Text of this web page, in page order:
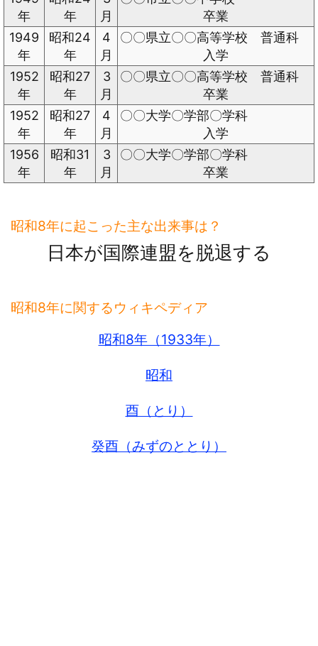
年
年
月
卒業
1949
年
昭和24
年
4
月
〇〇県立〇〇高等学校 普通科
入学
1952
年
昭和27
年
3
月
〇〇県立〇〇高等学校 普通科
卒業
1952
年
昭和27
年
4
月
〇〇大学〇学部〇学科
入学
1956
年
昭和31
年
3
月
〇〇大学〇学部〇学科
卒業
昭和8年に起こった主な出来事は？
日本が国際連盟を脱退する
昭和8年に関するウィキペディア
昭和8年（1933年）
昭和
酉（とり）
癸酉（みずのととり）